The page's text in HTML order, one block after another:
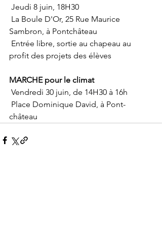
Jeudi 8 juin, 18H30
Sambron, à Pontchâteau
profit des projets des élèves
MARCHE pour le climat
Vendredi 30 juin, de 14H30 à 16h
château